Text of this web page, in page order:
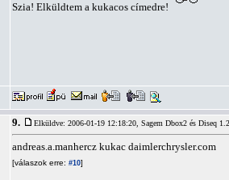
Szia! Elküldtem a kukacos címedre!
9. Elküldve: 2006-01-19 12:18:20, Sagem Dbox2 és Diseq
andreas.a.manhercz kukac daimlerchrysler.com
[válaszok erre: #10]